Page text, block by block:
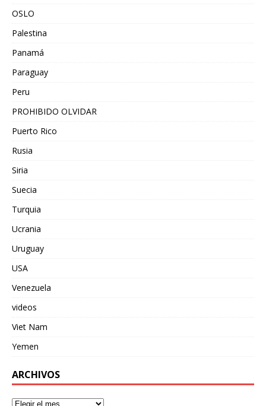
OSLO
Palestina
Panamá
Paraguay
Peru
PROHIBIDO OLVIDAR
Puerto Rico
Rusia
Siria
Suecia
Turquia
Ucrania
Uruguay
USA
Venezuela
videos
Viet Nam
Yemen
ARCHIVOS